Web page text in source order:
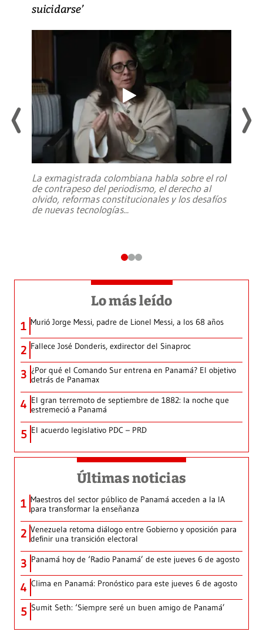
suicidarse’
La exmagistrada colombiana habla sobre el rol
de contrapeso del periodismo, el derecho al
olvido, reformas constitucionales y los desafíos
de nuevas tecnologías...
Lo más leído
1 Murió Jorge Messi, padre de Lionel Messi, a los 68 años
2 Fallece José Donderis, exdirector del Sinaproc
3 ¿Por qué el Comando Sur entrena en Panamá? El objetivo
detrás de Panamax
4 El gran terremoto de septiembre de 1882: la noche que
estremeció a Panamá
5 El acuerdo legislativo PDC – PRD
Últimas noticias
1 Maestros del sector público de Panamá acceden a la IA
para transformar la enseñanza
2 Venezuela retoma diálogo entre Gobierno y oposición para
definir una transición electoral
3 Panamá hoy de ‘Radio Panamá’ de este jueves 6 de agosto
4 Clima en Panamá: Pronóstico para este jueves 6 de agosto
5 Sumit Seth: ‘Siempre seré un buen amigo de Panamá’